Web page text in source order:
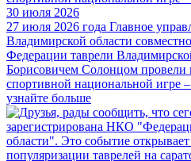
30 июля 2026
27 июля 2026 года Главное
Владимирской области
Федерации таврели
Борисовичем Солонцом провели
спортивной национальной игре
узнайте больше